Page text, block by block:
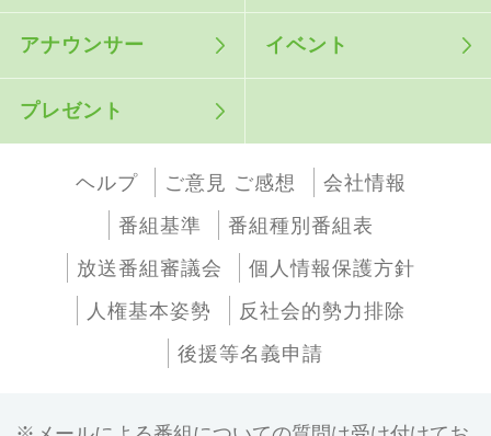
アナウンサー イベント
プレゼント
ヘルプ ご意見 ご感想
会社情報
番組基準
番組種別番組表
放送番組審議会
個人情報保護方針
人権基本姿勢
反社会的勢力排除
後援等名義申請